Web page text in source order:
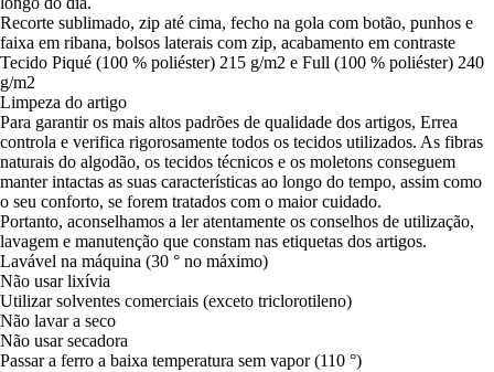
Recorte sublimado, zip até cima, fecho na gola com botão, punhos e
faixa em ribana, bolsos laterais com zip, acabamento em contraste
Tecido Piqué (100 % poliéster) 215 g/m2 e Full (100 % poliéster) 240
g/m2
Limpeza do artigo
Para garantir os mais altos padrões de qualidade dos artigos, Errea
controla e verifica rigorosamente todos os tecidos utilizados. As fibras
naturais do algodão, os tecidos técnicos e os moletons conseguem
manter intactas as suas características ao longo do tempo, assim como
o seu conforto, se forem tratados com o maior cuidado.
Portanto, aconselhamos a ler atentamente os conselhos de utilização,
lavagem e manutenção que constam nas etiquetas dos artigos.
Lavável na máquina (30 ° no máximo)
Não usar lixívia
Utilizar solventes comerciais (exceto triclorotileno)
Não lavar a seco
Não usar secadora
Passar a ferro a baixa temperatura sem vapor (110 °)